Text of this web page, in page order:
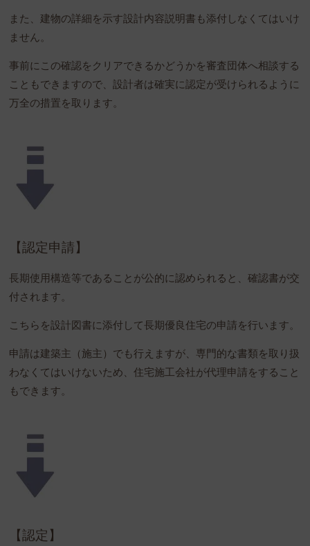
また、建物の詳細を示す設計内容説明書も添付しなくてはいけ
ません。
事前にこの確認をクリアできるかどうかを審査団体へ相談する
こともできますので、設計者は確実に認定が受けられるように
万全の措置を取ります。
【認定申請】
長期使用構造等であることが公的に認められると、確認書が交
付されます。
こちらを設計図書に添付して長期優良住宅の申請を行います。
申請は建築主（施主）でも行えますが、専門的な書類を取り扱
わなくてはいけないため、住宅施工会社が代理申請をすること
もできます。
【認定】